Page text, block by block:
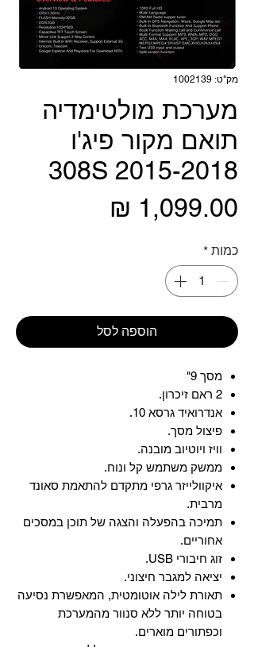
מק"ט: 1002139
מערכת מולטימדיה
תואם מקור פיג'ו
308S 2015-2018
כמות *
הוספה לסל
מסך 9"
2 ראם זיכרון.
אנדרואיד גרסא 10.
פיצול מסך.
וויז ויוטיוב מובנה.
ממשק משתמש קל ונוח.
איקוולייזר גרפי מתקדם להתאמת סאונד
מרבית.
תמיכה בהפעלה והצגה של תוכן במסכים
אחוריים.
זוג חיבורי USB.
יציאה למגבר חיצוני.
תאורת לילה אוטומטית, המאפשרת נסיעה
בטוחה יותר ללא סנוור מהמערכת
וכפתורים מוארים.